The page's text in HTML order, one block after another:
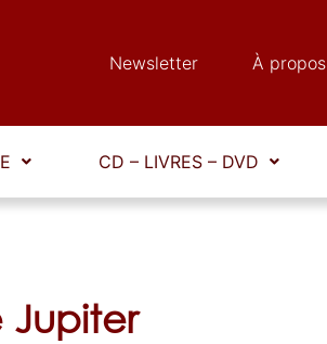
Newsletter À propos
CD – LIVRES – DVD
Jupiter